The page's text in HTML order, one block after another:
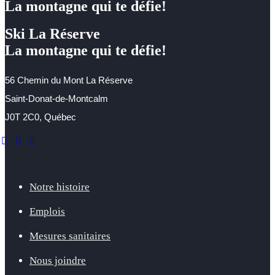
La montagne qui te défie!
Ski La Réserve
La montagne qui te défie!
56 Chemin du Mont La Réserve
Saint-Donat-de-Montcalm
J0T 2C0, Québec
instagram
youtube
Notre histoire
Emplois
Mesures sanitaires
Nous joindre